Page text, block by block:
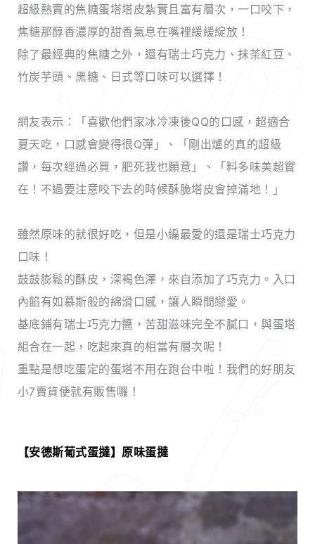
超級熱賣的焦糖蛋塔塔皮紮實且富有層次，一口咬下，
焦糖那醇香濃厚的甜香氣息在嘴裡緩緩綻放！
除了最經典的焦糖之外，還有瑞士巧克力、抹茶紅豆、
竹炭芋頭、黑糖、日式等口味可以選擇！
網友表示：「喜歡他們家冰冷凍後QQ的口感，超適合
夏天吃，口感會變得很Q彈」、「剛出爐的真的超級
讚，每次經過必買，肥死我也願意」、「料多味美超實
在！不過要注意咬下去的時候酥脆塔皮會掉滿地！」
雖然原味的就很好吃，但是小編最愛的還是瑞士巧克力
口味！
鼓鼓膨鬆的酥皮，深褐色澤，來自添加了巧克力。入口
內餡有如慕斯般的綿滑口感，讓人瞬間戀愛。
基底鋪有瑞士巧克力醬，苦甜滋味完全不膩口，與蛋塔
組合在一起，吃起來真的相當有層次呢！
重點是想吃蛋定的蛋塔不用在跑台中啦！我們的好朋友
小7賣貨便就有販售囉！
【安德斯葡式蛋撻】原味蛋撻